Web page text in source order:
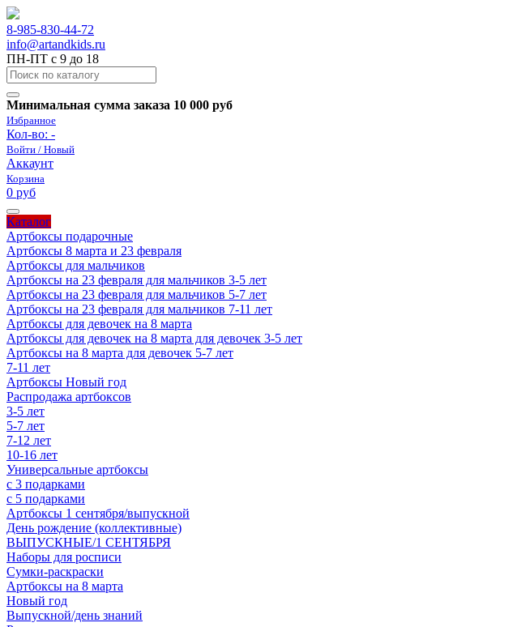
8-985-830-44-72
info@artandkids.ru
ПН-ПТ с 9 до 18
Минимальная сумма заказа 10 000 руб
Избранное
Кол-во: -
Войти / Новый
Аккаунт
Корзина
0 руб
Каталог
Артбоксы подарочные
Артбоксы 8 марта и 23 февраля
Артбоксы для мальчиков
Артбоксы на 23 февраля для мальчиков 3-5 лет
Артбоксы на 23 февраля для мальчиков 5-7 лет
Артбоксы на 23 февраля для мальчиков 7-11 лет
Артбоксы для девочек на 8 марта
Артбоксы для девочек на 8 марта для девочек 3-5 лет
Артбоксы на 8 марта для девочек 5-7 лет
7-11 лет
Артбоксы Новый год
Распродажа артбоксов
3-5 лет
5-7 лет
7-12 лет
10-16 лет
Универсальные артбоксы
с 3 подарками
с 5 подарками
Артбоксы 1 сентября/выпускной
День рождение (коллективные)
ВЫПУСКНЫЕ/1 СЕНТЯБРЯ
Наборы для росписи
Сумки-раскраски
Артбоксы на 8 марта
Новый год
Выпускной/день знаний